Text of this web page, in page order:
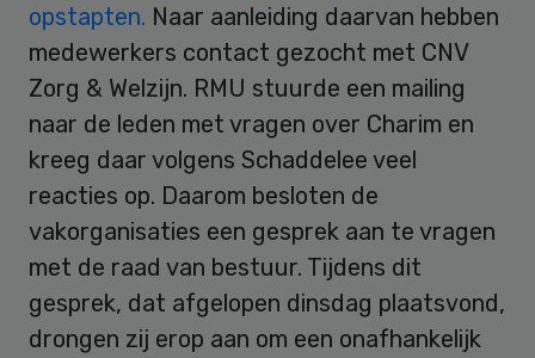
opstapten. Naar aanleiding daarvan hebben
medewerkers contact gezocht met CNV
Zorg & Welzijn. RMU stuurde een mailing
naar de leden met vragen over Charim en
kreeg daar volgens Schaddelee veel
reacties op. Daarom besloten de
vakorganisaties een gesprek aan te vragen
met de raad van bestuur. Tijdens dit
gesprek, dat afgelopen dinsdag plaatsvond,
drongen zij erop aan om een onafhankelijk